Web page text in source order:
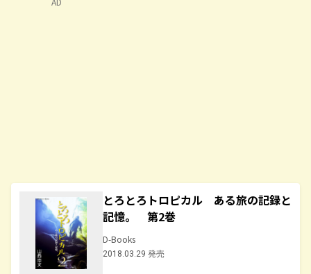
とろとろトロピカル ある旅の記録と
記憶。 第2巻
D-Books
2018.03.29 発売